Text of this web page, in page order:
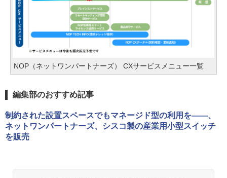
NOP（ネットワンパートナーズ） CXサービスメニュー一覧
編集部のおすすめ記事
制約された設置スペースでもマネージド型の利用を――、
ネットワンパートナーズ、シスコ製の産業用小型スイッチ
を販売